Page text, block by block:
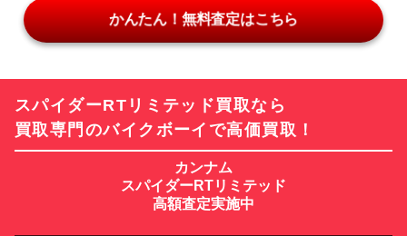
かんたん！無料査定はこちら
スパイダーRTリミテッド買取なら
買取専門のバイクボーイで高価買取！
カンナム
スパイダーRTリミテッド
高額査定実施中